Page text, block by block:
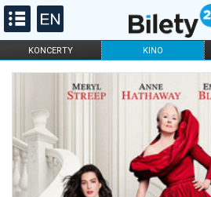
KONCERTY KINO
FILHARMONIA OPERA I BALET
DLA DZIECI
ONLINE